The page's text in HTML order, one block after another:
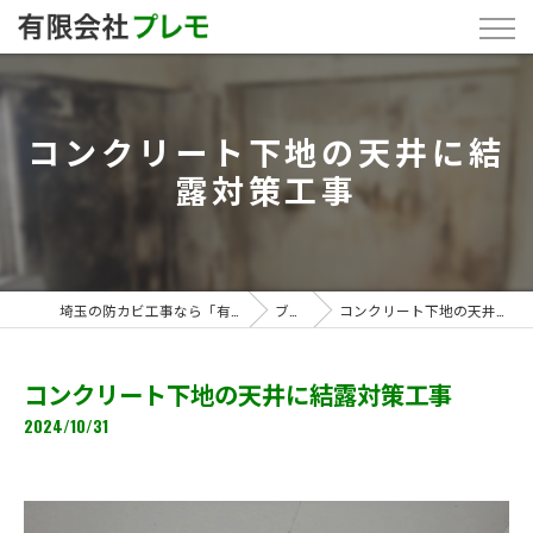
コンクリート下地の天井に結
露対策工事
ブログ コンクリート下地の天井に結露対策工事
コンクリート下地の天井に結露対策工事
2024/10/31